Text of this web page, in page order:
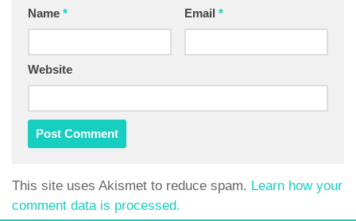
Name * Email *
Website
This site uses Akismet to reduce spam. Learn how your
comment data is processed.